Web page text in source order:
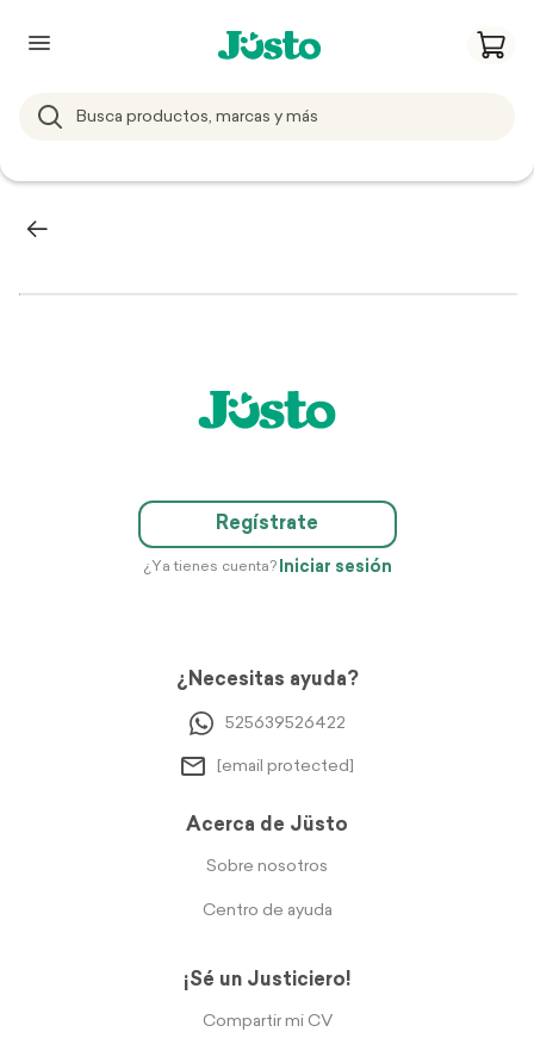
Regístrate
¿Ya tienes cuenta? Iniciar sesión
¿Necesitas ayuda?
525639526422
[email protected]
Acerca de Jüsto
Sobre nosotros
Centro de ayuda
¡Sé un Justiciero!
Compartir mi CV